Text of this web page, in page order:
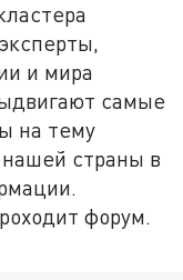
и мира
самые
на тему
страны в
форум.